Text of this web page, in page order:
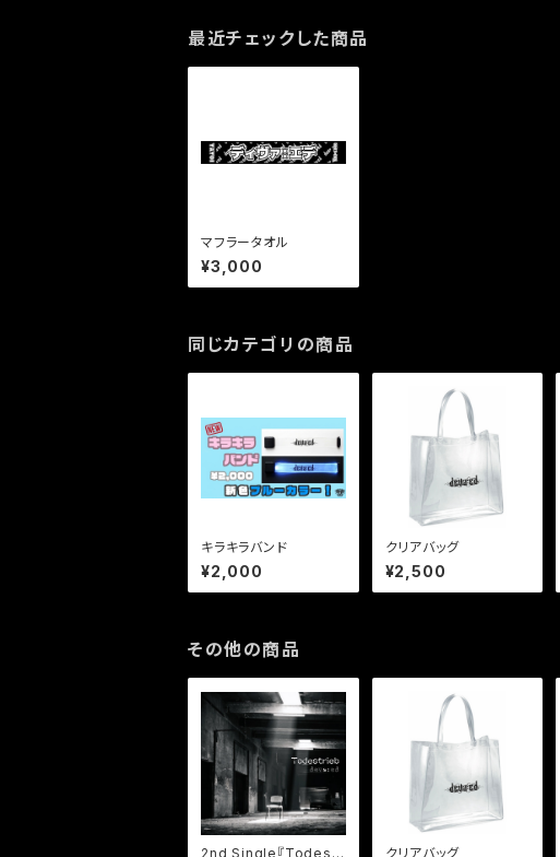
最近チェックした商品
マフラータオル
¥3,000
同じカテゴリの商品
キラキラバンド
¥2,000
クリアバッグ
¥2,500
その他の商品
2nd Single『Todestr
クリアバッグ